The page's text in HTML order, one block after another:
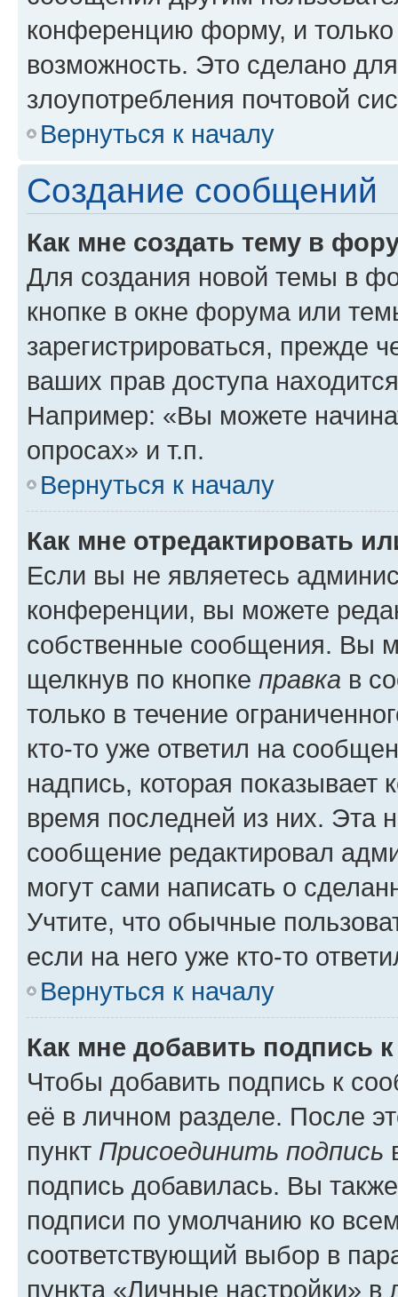
конференцию форму, и
возможность. Это сделано
злоупотребления почтовой
Вернуться к началу
Создание сообщений
Как мне создать тему в
Для создания новой темы в
кнопке в окне форума или
зарегистрироваться, прежде
ваших прав доступа
Например: «Вы можете
опросах» и т.п.
Вернуться к началу
Как мне отредактировать
Если вы не являетесь
конференции, вы можете
собственные сообщения. Вы
щелкнув по кнопке правка в
только в течение
кто-то уже ответил на
надпись, которая показывает
время последней из них. Эта
сообщение редактировал
могут сами написать о
Учтите, что обычные
если на него уже кто-то
Вернуться к началу
Как мне добавить подпись
Чтобы добавить подпись к
её в личном разделе. После
пункт Присоединить подпись
подпись добавилась. Вы
подписи по умолчанию ко
соответствующий выбор в
пункта «Личные настройки»